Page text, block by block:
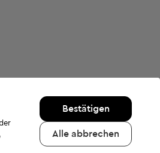
Bestätigen
Alle abbrechen